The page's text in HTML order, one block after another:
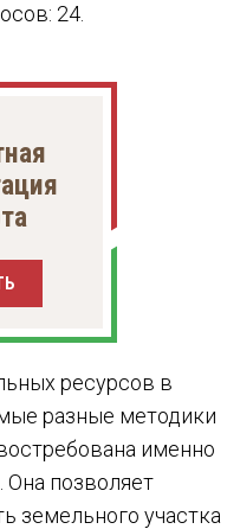
24.
ресурсов в
разные методики
именно
Она позволяет
земельного участка